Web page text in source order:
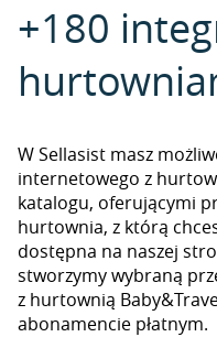
+180
W Sellasist masz
internetowego z
katalogu, oferującymi
hurtownia, z którą
dostępna na naszej
stworzymy wybraną
z hurtownią
abonamencie płatnym.